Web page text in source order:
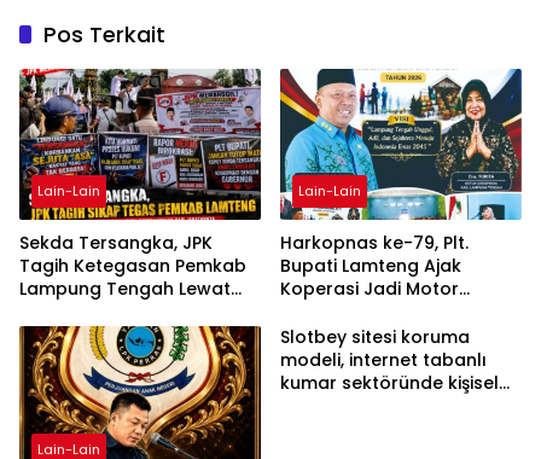
Pos Terkait
Lain-Lain
Sekda Tersangka, JPK
Tagih Ketegasan Pemkab
Lampung Tengah Lewat
Lain-Lain
Harkopnas ke-79, Plt.
Bupati Lamteng Ajak
Koperasi Jadi Motor
Lain-Lain
Slotbey sitesi koruma
modeli, internet tabanlı
kumar sektöründe kişisel